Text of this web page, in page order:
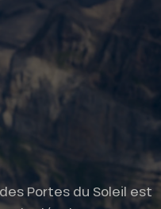
Portes du Soleil est